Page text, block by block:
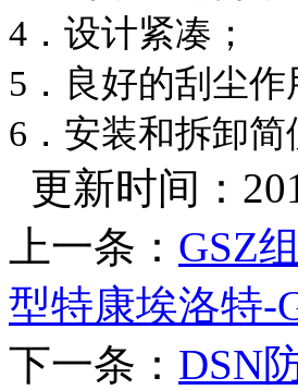
4．设计紧凑；
5．良好的刮尘作
6．安装和拆卸
更新时间：
上一条： GSZ
型特康埃洛特-
下一条： DSN